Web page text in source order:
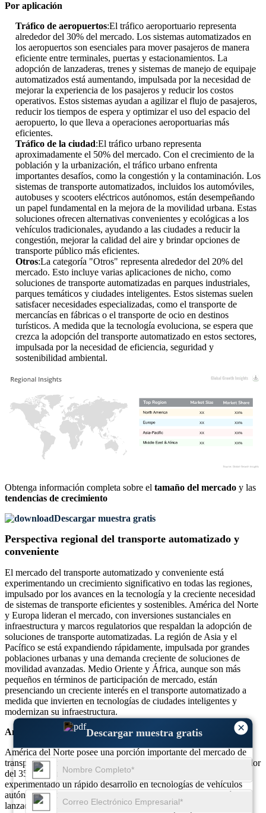
×
Descargar muestra gratis
Por aplicación
Tráfico de aeropuertos:El tráfico aeroportuario representa
alrededor del 30% del mercado. Los sistemas automatizados en
los aeropuertos son esenciales para mover pasajeros de manera
eficiente entre terminales, puertas y estacionamientos. La
adopción de lanzaderas, trenes y sistemas de manejo de equipaje
automatizados está aumentando, impulsada por la necesidad de
mejorar la experiencia de los pasajeros y reducir los costos
operativos. Estos sistemas ayudan a agilizar el flujo de pasajeros,
reducir los tiempos de espera y optimizar el uso del espacio del
aeropuerto, lo que lleva a operaciones aeroportuarias más
eficientes.
Tráfico de la ciudad:El tráfico urbano representa
aproximadamente el 50% del mercado. Con el crecimiento de la
población y la urbanización, el tráfico urbano enfrenta
importantes desafíos, como la congestión y la contaminación. Los
sistemas de transporte automatizados, incluidos los automóviles,
autobuses y scooters eléctricos autónomos, están desempeñando
un papel fundamental en la mejora de la movilidad urbana. Estas
soluciones ofrecen alternativas convenientes y ecológicas a los
vehículos tradicionales, ayudando a las ciudades a reducir la
congestión, mejorar la calidad del aire y brindar opciones de
transporte público más eficientes.
Otros:La categoría "Otros" representa alrededor del 20% del
mercado. Esto incluye varias aplicaciones de nicho, como
soluciones de transporte automatizadas en parques industriales,
parques temáticos y ciudades inteligentes. Estos sistemas suelen
satisfacer necesidades especializadas, como el transporte de
mercancías en fábricas o el transporte de ocio en destinos
turísticos. A medida que la tecnología evoluciona, se espera que
crezca la adopción del transporte automatizado en estos sectores,
impulsada por la necesidad de eficiencia, seguridad y
sostenibilidad ambiental.
XX%
XX
XX%
XX
XX%
XX
XX%
XX
Obtenga información completa sobre el tamaño del mercado y las
tendencias de crecimiento
Descargar muestra gratis
Perspectiva regional del transporte automatizado y
conveniente
El mercado del transporte automatizado y conveniente está
experimentando un crecimiento significativo en todas las regiones,
impulsado por los avances en la tecnología y la creciente necesidad
de sistemas de transporte eficientes y sostenibles. América del Norte
y Europa lideran el mercado, con inversiones sustanciales en
infraestructura y marcos regulatorios que respaldan la adopción de
soluciones de transporte automatizadas. La región de Asia y el
Pacífico se está expandiendo rápidamente, impulsada por grandes
poblaciones urbanas y una demanda creciente de soluciones de
movilidad avanzadas. Medio Oriente y África, aunque son más
pequeños en términos de participación de mercado, están
presenciando un creciente interés en el transporte automatizado a
medida que invierten en tecnologías de ciudades inteligentes y
modernizan su infraestructura.
América del norte
América del Norte posee una porción importante del mercado de
transporte automatizado y conveniente, contribuyendo con alrededor
del 35%. La región, particularmente Estados Unidos, ha
experimentado un rápido desarrollo en tecnologías de vehículos
autónomos, con numerosas pruebas y despliegues de automóviles,
lanzaderas y autobuses autónomos en las ciudades. Además, los